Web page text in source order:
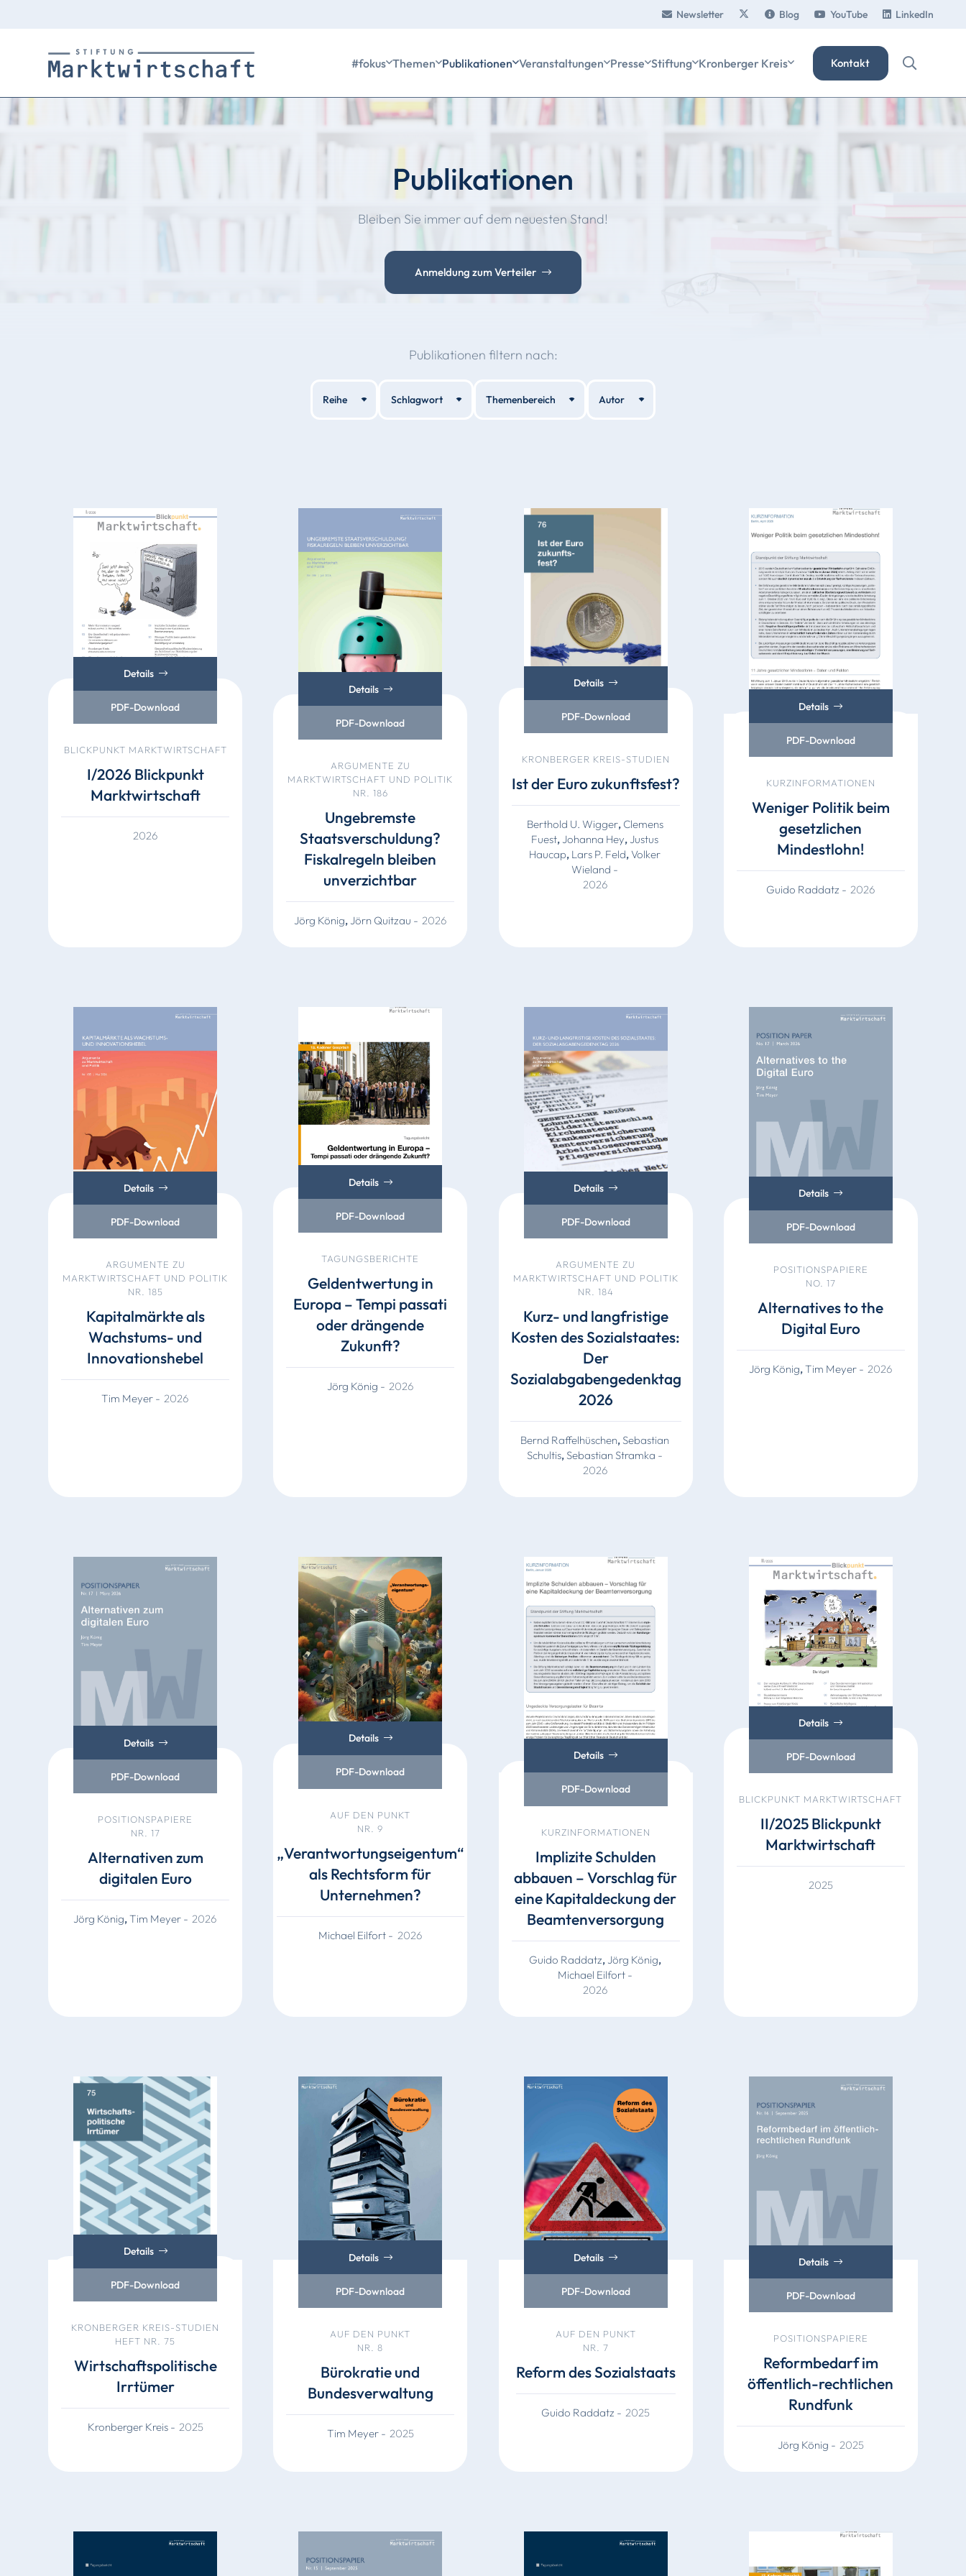
Newsletter Blog YouTube LinkedIn
#fokus Themen Publikationen Veranstaltungen Presse Stiftung Kronberger Kreis Kontakt
Publikationen
Bleiben Sie immer auf dem neuesten Stand!
Anmeldung zum Verteiler
Publikationen filtern nach:
Reihe Schlagwort Themenbereich Autor
Details
PDF-Download
BLICKPUNKT MARKTWIRTSCHAFT
I/2026 Blickpunkt
Marktwirtschaft
2026
Details
PDF-Download
ARGUMENTE ZU
MARKTWIRTSCHAFT UND POLITIK
NR. 186
Ungebremste
Staatsverschuldung?
Fiskalregeln bleiben
unverzichtbar
Jörg König, Jörn Quitzau - 2026
Details
PDF-Download
KRONBERGER KREIS-STUDIEN
Ist der Euro zukunftsfest?
Berthold U. Wigger, Clemens
Fuest, Johanna Hey, Justus
Haucap, Lars P. Feld, Volker
Wieland -
2026
Details
PDF-Download
KURZINFORMATIONEN
Weniger Politik beim
gesetzlichen
Mindestlohn!
Guido Raddatz - 2026
Details
PDF-Download
ARGUMENTE ZU
MARKTWIRTSCHAFT UND POLITIK
NR. 185
Kapitalmärkte als
Wachstums- und
Innovationshebel
Tim Meyer - 2026
Details
PDF-Download
TAGUNGSBERICHTE
Geldentwertung in
Europa – Tempi passati
oder drängende
Zukunft?
Jörg König - 2026
Details
PDF-Download
ARGUMENTE ZU
MARKTWIRTSCHAFT UND POLITIK
NR. 184
Kurz- und langfristige
Kosten des Sozialstaates:
Der
Sozialabgabengedenktag
2026
Bernd Raffelhüschen,Sebastian
Schultis,Sebastian Stramka -
2026
Details
PDF-Download
POSITIONSPAPIERE
NO. 17
Alternatives to the
Digital Euro
Jörg König,Tim Meyer- 2026
Details
PDF-Download
POSITIONSPAPIERE
NR. 17
Alternativen zum
digitalen Euro
Jörg König,Tim Meyer - 2026
Details
PDF-Download
AUF DEN PUNKT
NR. 9
„Verantwortungseigentum“
als Rechtsform für
Unternehmen?
Michael Eilfort - 2026
Details
PDF-Download
KURZINFORMATIONEN
Implizite Schulden
abbauen – Vorschlag für
eine Kapitaldeckung der
Beamtenversorgung
Guido Raddatz, Jörg König,
Michael Eilfort-
2026
Details
PDF-Download
BLICKPUNKT MARKTWIRTSCHAFT
II/2025 Blickpunkt
Marktwirtschaft
2025
Details
PDF-Download
KRONBERGER KREIS-STUDIEN
HEFT NR. 75
Wirtschaftspolitische
Irrtümer
Kronberger Kreis- 2025
Details
PDF-Download
AUF DEN PUNKT
NR. 8
Bürokratie und
Bundesverwaltung
Tim Meyer- 2025
Details
PDF-Download
AUF DEN PUNKT
NR. 7
Reform des Sozialstaats
Guido Raddatz - 2025
Details
PDF-Download
POSITIONSPAPIERE
Reformbedarf im
öffentlich-rechtlichen
Rundfunk
Jörg König - 2025